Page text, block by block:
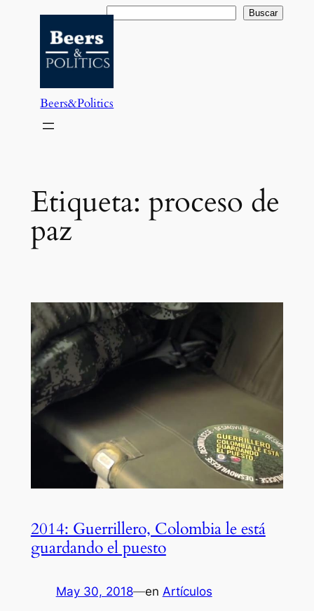
contenido
Buscar Buscar
Beers&Politics
Etiqueta: proceso de
paz
2014: Guerrillero, Colombia le está
guardando el puesto
May 30, 2018—en Artículos